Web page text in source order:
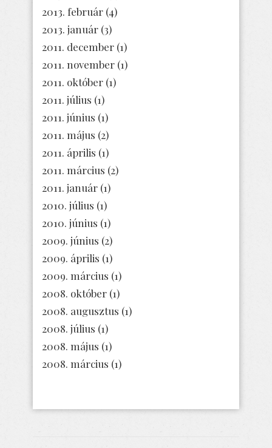
2013. február (4)
2013. január (3)
2011. december (1)
2011. november (1)
2011. október (1)
2011. július (1)
2011. június (1)
2011. május (2)
2011. április (1)
2011. március (2)
2011. január (1)
2010. július (1)
2010. június (1)
2009. június (2)
2009. április (1)
2009. március (1)
2008. október (1)
2008. augusztus (1)
2008. július (1)
2008. május (1)
2008. március (1)